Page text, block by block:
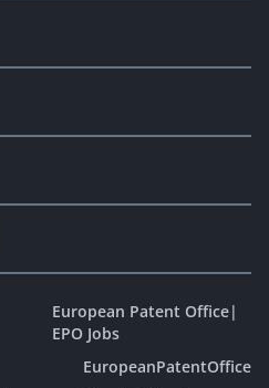
European Patent Office|
EPO Jobs
EuropeanPatentOffice